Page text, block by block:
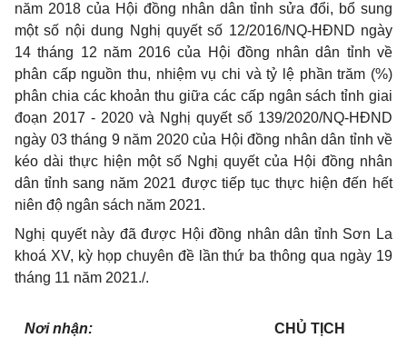
năm 2018 của Hội đồng nhân dân tỉnh sửa đổi, bổ sung
một số nội dung Nghị quyết số 12/2016/NQ-HĐND ngày
14 tháng 12 năm 2016 của Hội đồng nhân dân tỉnh về
phân cấp nguồn thu, nhiệm vụ chi và tỷ lệ phần trăm (%)
phân chia các khoản thu giữa các cấp ngân sách tỉnh giai
đoạn 2017 - 2020 và Nghị quyết số 139/2020/NQ-HĐND
ngày 03 tháng 9 năm 2020 của Hội đồng nhân dân tỉnh về
kéo dài thực hiện một số Nghị quyết của Hội đồng nhân
dân tỉnh sang năm 2021 được tiếp tục thực hiện đến hết
niên độ ngân sách năm 2021.
Nghị quyết này đã được Hội đồng nhân dân tỉnh Sơn La
khoá XV, kỳ họp chuyên đề lần thứ ba thông qua ngày 19
tháng 11 năm 2021./.
Nơi nhận:
CHỦ TỊCH